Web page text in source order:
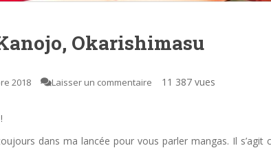
Okarishimasu
2018 Laisser un commentaire 11 387 vues
dans ma lancée pour vous parler mangas. Il s’agit